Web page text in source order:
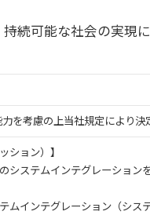
続可能な社会の実現に
を考慮の上当社規定により決
ション）】
システムインテグレーション
ムインテグレーション（シス